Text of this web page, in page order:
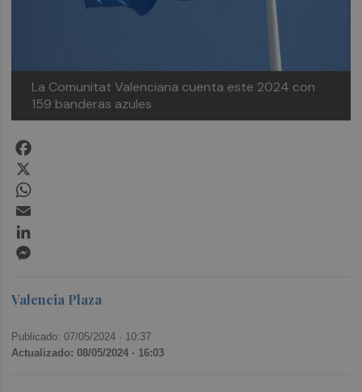
La Comunitat Valenciana cuenta este 2024 con
159 banderas azules
Valencia Plaza
Publicado: 07/05/2024 · 10:37
Actualizado: 08/05/2024 · 16:03